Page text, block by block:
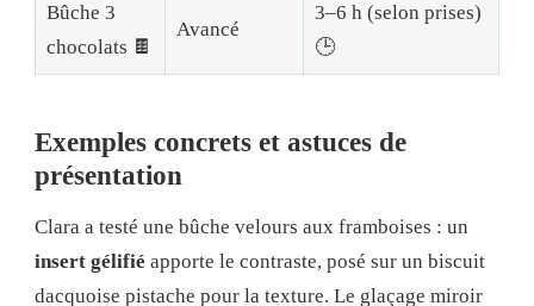
Bûche 3
chocolats 🍫
Avancé
3–6 h (selon prises)
🕒
Exemples concrets et astuces de
présentation
Clara a testé une bûche velours aux framboises : un
insert gélifié apporte le contraste, posé sur un biscuit
dacquoise pistache pour la texture. Le glaçage miroir